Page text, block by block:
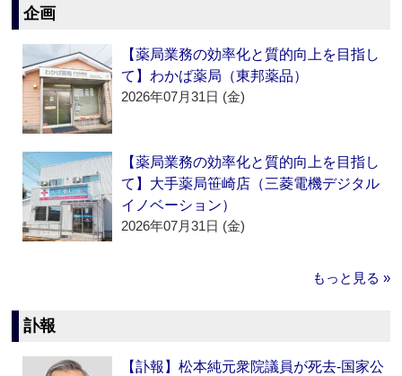
企画
【薬局業務の効率化と質的向上を目指し
て】わかば薬局（東邦薬品）
2026年07月31日 (金)
【薬局業務の効率化と質的向上を目指し
て】大手薬局笹崎店（三菱電機デジタル
イノベーション）
2026年07月31日 (金)
もっと見る »
訃報
【訃報】松本純元衆院議員が死去‐国家公